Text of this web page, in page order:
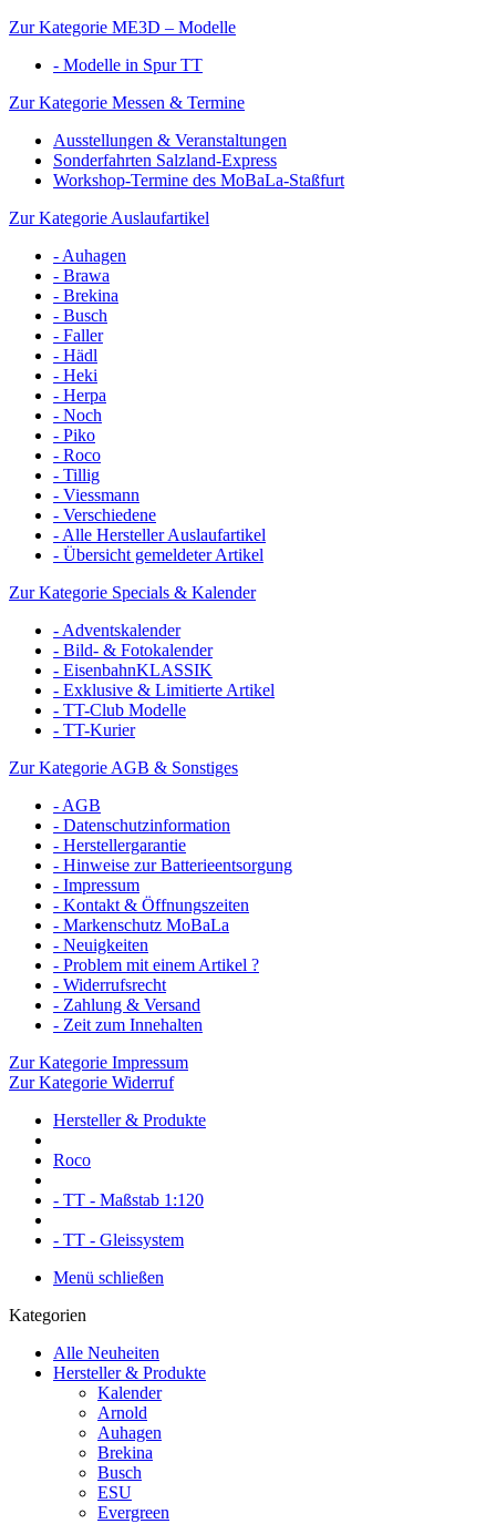
Zur Kategorie ME3D – Modelle
- Modelle in Spur TT
Zur Kategorie Messen & Termine
Ausstellungen & Veranstaltungen
Sonderfahrten Salzland-Express
Workshop-Termine des MoBaLa-Staßfurt
Zur Kategorie Auslaufartikel
- Auhagen
- Brawa
- Brekina
- Busch
- Faller
- Hädl
- Heki
- Herpa
- Noch
- Piko
- Roco
- Tillig
- Viessmann
- Verschiedene
- Alle Hersteller Auslaufartikel
- Übersicht gemeldeter Artikel
Zur Kategorie Specials & Kalender
- Adventskalender
- Bild- & Fotokalender
- EisenbahnKLASSIK
- Exklusive & Limitierte Artikel
- TT-Club Modelle
- TT-Kurier
Zur Kategorie AGB & Sonstiges
- AGB
- Datenschutzinformation
- Herstellergarantie
- Hinweise zur Batterieentsorgung
- Impressum
- Kontakt & Öffnungszeiten
- Markenschutz MoBaLa
- Neuigkeiten
- Problem mit einem Artikel ?
- Widerrufsrecht
- Zahlung & Versand
- Zeit zum Innehalten
Zur Kategorie Impressum
Zur Kategorie Widerruf
Hersteller & Produkte
Roco
- TT - Maßstab 1:120
- TT - Gleissystem
Menü schließen
Kategorien
Alle Neuheiten
Hersteller & Produkte
Kalender
Arnold
Auhagen
Brekina
Busch
ESU
Evergreen